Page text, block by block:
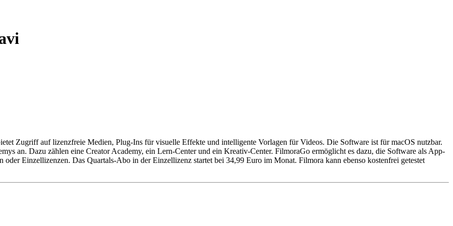
Zugriff auf lizenzfreie Medien, Plug-Ins für visuelle Effekte und intelligente Vorlagen für Videos. Die Software ist für macOS nutzbar.
an. Dazu zählen eine Creator Academy, ein Lern-Center und ein Kreativ-Center. FilmoraGo ermöglicht es dazu, die Software als App-
oder Einzellizenzen. Das Quartals-Abo in der Einzellizenz startet bei 34,99 Euro im Monat. Filmora kann ebenso kostenfrei getestet